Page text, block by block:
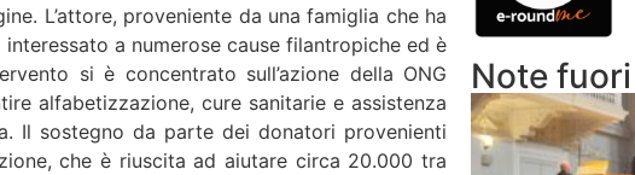
L’attore, proveniente da una famiglia che ha
a numerose cause filantropiche ed è
si è concentrato sull’azione della ONG
alfabetizzazione, cure sanitarie e assistenza
Il sostegno da parte dei donatori provenienti
che è riuscita ad aiutare circa 20.000 tra
Note